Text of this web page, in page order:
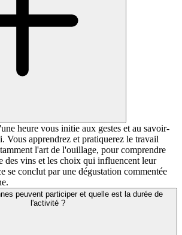
heure vous initie aux gestes et au savoir-
Vous apprendrez et pratiquerez le travail
l'art de l'ouillage, pour comprendre
des vins et les choix qui influencent leur
se conclut par une dégustation commentée
peuvent participer et quelle est la durée de
l'activité ?